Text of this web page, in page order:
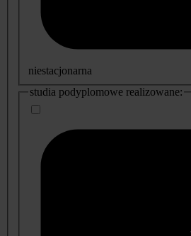
niestacjonarna
studia podyplomowe realizowane: